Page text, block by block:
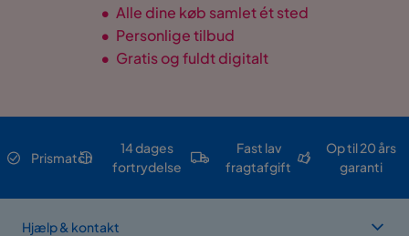
• Alle dine køb samlet ét sted
• Personlige tilbud
• Gratis og fuldt digitalt
Prismatch
14 dages
fortrydelse
Fast lav
fragtafgift
Op til 20 års
garanti
Hjælp & kontakt